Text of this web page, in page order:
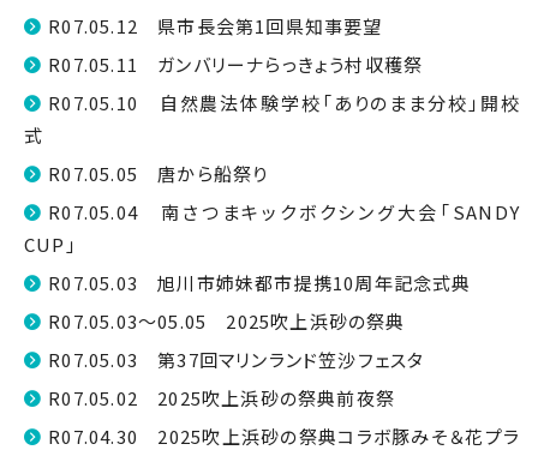
R07.05.12 県市長会第1回県知事要望
R07.05.11 ガンバリーナらっきょう村収穫祭
R07.05.10 自然農法体験学校「ありのまま分校」開校
式
R07.05.05 唐から船祭り
R07.05.04 南さつまキックボクシング大会「SANDY
CUP」
R07.05.03 旭川市姉妹都市提携10周年記念式典
R07.05.03～05.05 2025吹上浜砂の祭典
R07.05.03 第37回マリンランド笠沙フェスタ
R07.05.02 2025吹上浜砂の祭典前夜祭
R07.04.30 2025吹上浜砂の祭典コラボ豚みそ＆花プラ